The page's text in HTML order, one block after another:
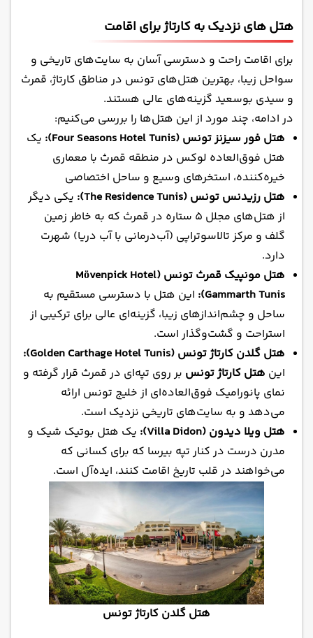
هتل های نزدیک به کارتاژ برای اقامت
برای اقامت راحت و دسترسی آسان به سایت‌های تاریخی و
سواحل زیبا، بهترین هتل‌های تونس در مناطق کارتاژ، قمرث
و سیدی بوسعید گزینه‌های عالی هستند.
در ادامه، چند مورد از این هتل‌ها را بررسی می‌کنیم:
هتل فور سیزنز تونس (Four Seasons Hotel Tunis):
یک
هتل فوق‌العاده لوکس در منطقه قمرث با معماری
خیره‌کننده، استخرهای وسیع و ساحل اختصاصی
هتل رزیدنس تونس (The Residence Tunis):
یکی دیگر
از هتل‌های مجلل 5 ستاره در قمرث که به خاطر زمین
گلف و مرکز تالاسوتراپی (آب‌درمانی با آب دریا) شهرت
دارد.
هتل مونپیک قمرث تونس (Mövenpick Hotel
Gammarth Tunis):
این هتل با دسترسی مستقیم به
ساحل و چشم‌اندازهای زیبا، گزینه‌ای عالی برای ترکیبی از
استراحت و گشت‌وگذار است.
هتل گلدن کارتاژ تونس (Golden Carthage Hotel Tunis):
این هتل کارتاژ تونس بر روی تپه‌ای در قمرث قرار گرفته و
نمای پانورامیک فوق‌العاده‌ای از خلیج تونس ارائه
می‌دهد و به سایت‌های تاریخی نزدیک است.
هتل ویلا دیدون (Villa Didon):
یک هتل بوتیک شیک و
مدرن درست در کنار تپه بیرسا که برای کسانی که
می‌خواهند در قلب تاریخ اقامت کنند، ایده‌آل است.
هتل گلدن کارتاژ تونس